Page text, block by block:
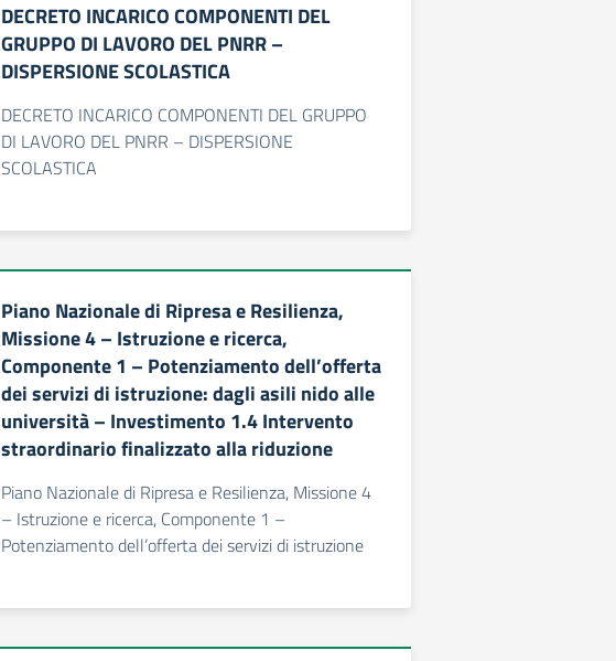
DECRETO INCARICO COMPONENTI DEL
GRUPPO DI LAVORO DEL PNRR –
DISPERSIONE SCOLASTICA
DECRETO INCARICO COMPONENTI DEL GRUPPO
DI LAVORO DEL PNRR – DISPERSIONE
SCOLASTICA
Piano Nazionale di Ripresa e Resilienza,
Missione 4 – Istruzione e ricerca,
Componente 1 – Potenziamento dell’offerta
dei servizi di istruzione: dagli asili nido alle
università – Investimento 1.4 Intervento
straordinario finalizzato alla riduzione
Piano Nazionale di Ripresa e Resilienza, Missione 4
– Istruzione e ricerca, Componente 1 –
Potenziamento dell’offerta dei servizi di istruzione